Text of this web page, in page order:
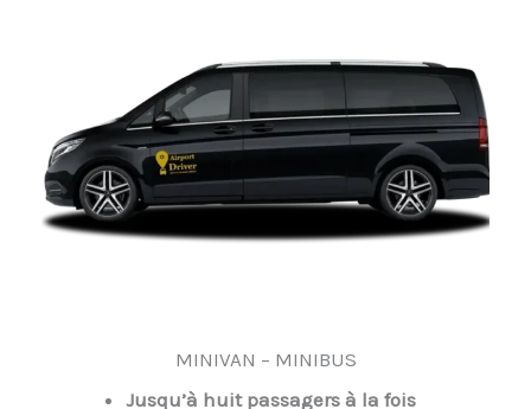
MINIVAN – MINIBUS
Jusqu’à huit passagers à la fois